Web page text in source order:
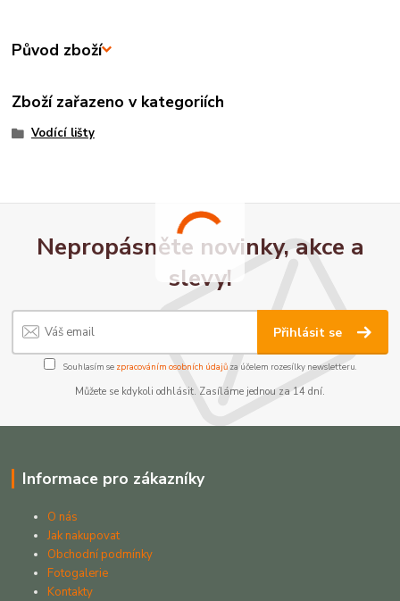
Původ zboží
Zboží zařazeno v kategoriích
Vodící lišty
Nepropásněte novinky, akce a
slevy!
Přihlásit se
Souhlasím se zpracováním osobních údajůza účelem rozesílky newsletteru.
Můžete se kdykoli odhlásit. Zasíláme jednou za 14 dní.
Informace pro zákazníky
O nás
Jak nakupovat
Obchodní podmínky
Fotogalerie
Kontakty